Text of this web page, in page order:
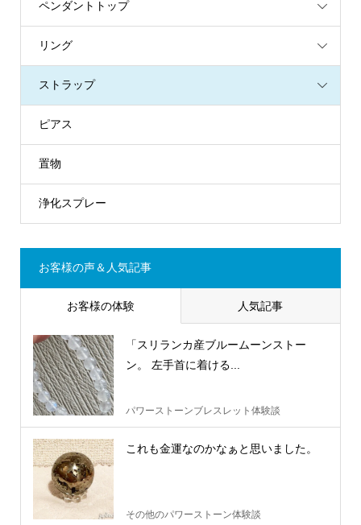
ペンダントトップ
リング
ストラップ
ピアス
置物
浄化スプレー
お客様の声＆人気記事
お客様の体験 人気記事
「スリランカ産ブルームーンストー
ン。 左手首に着ける...
パワーストーンブレスレット体験談
これも金運なのかなぁと思いました。
その他のパワーストーン体験談